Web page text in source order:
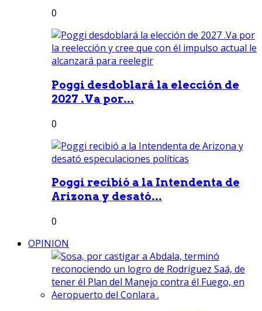
0
Poggi desdoblará la elección de
2027 .Va por...
0
Poggi recibió a la Intendenta de
Arizona y desató...
0
OPINION